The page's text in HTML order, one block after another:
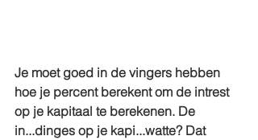
Je moet goed in de vingers hebben
hoe je percent berekent om de intrest
op je kapitaal te berekenen. De
in...dinges op je kapi...watte? Dat